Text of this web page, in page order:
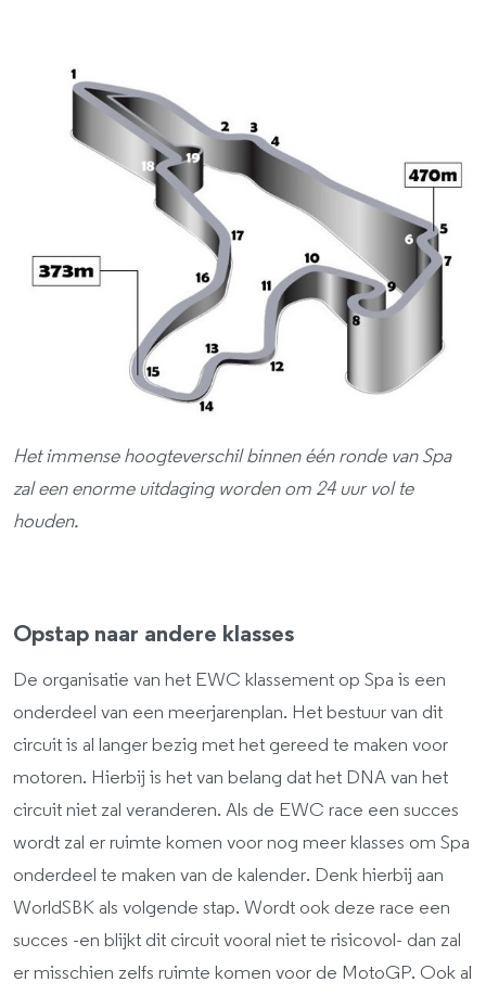
Het immense hoogteverschil binnen één ronde van Spa
zal een enorme uitdaging worden om 24 uur vol te
houden.
Opstap naar andere klasses
De organisatie van het EWC klassement op Spa is een
onderdeel van een meerjarenplan. Het bestuur van dit
circuit is al langer bezig met het gereed te maken voor
motoren. Hierbij is het van belang dat het DNA van het
circuit niet zal veranderen. Als de EWC race een succes
wordt zal er ruimte komen voor nog meer klasses om Spa
onderdeel te maken van de kalender. Denk hierbij aan
WorldSBK als volgende stap. Wordt ook deze race een
succes -en blijkt dit circuit vooral niet te risicovol- dan zal
er misschien zelfs ruimte komen voor de MotoGP. Ook al